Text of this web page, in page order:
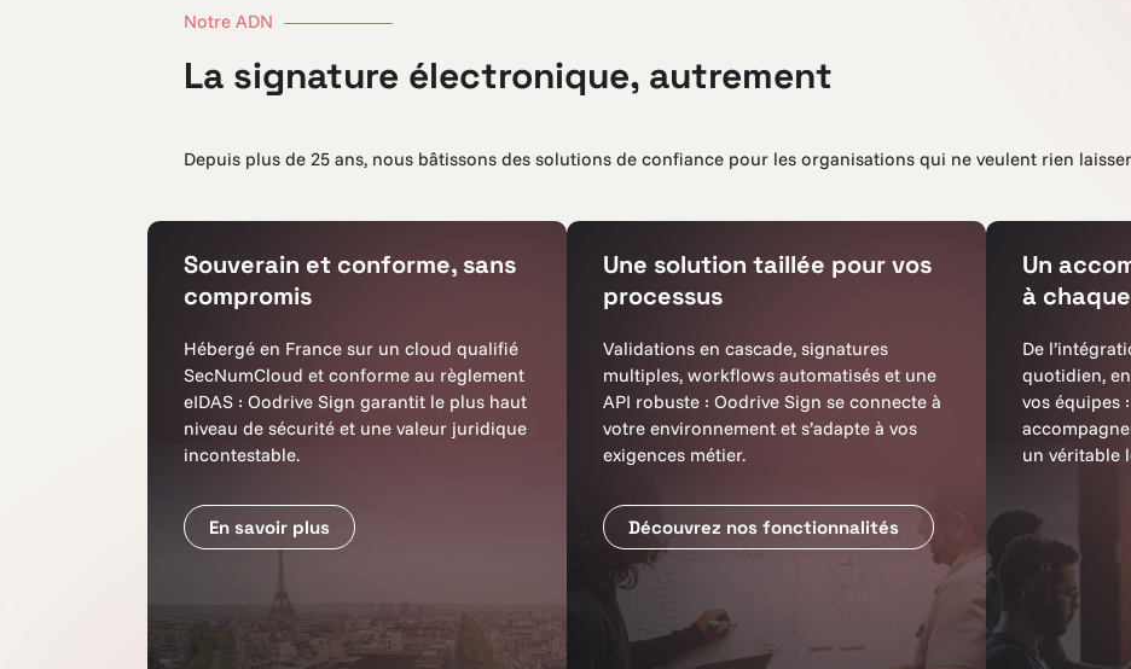
Notre ADN
La signature électronique, autrement
Depuis plus de 25 ans, nous bâtissons des solutions de confiance pour les organisations qui ne veulent rien
Souverain et conforme, sans
compromis
Hébergé en France sur un cloud qualifié
SecNumCloud et conforme au règlement
eIDAS : Oodrive Sign garantit le plus haut
niveau de sécurité et une valeur juridique
incontestable.
En savoir plus
Une solution taillée pour vos
processus
Validations en cascade, signatures
multiples, workflows automatisés et une
API robuste : Oodrive Sign se connecte à
votre environnement et s’adapte à vos
exigences métier.
Découvrez nos fonctionnalités
Un
à
De
quotidien,
vos équipes
un véritable